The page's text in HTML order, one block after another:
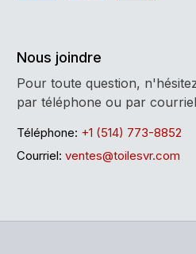
Nous joindre
Pour toute question,
par téléphone ou par
Téléphone: +1 (514) 773-8852
Courriel: ventes@toilesvr.com